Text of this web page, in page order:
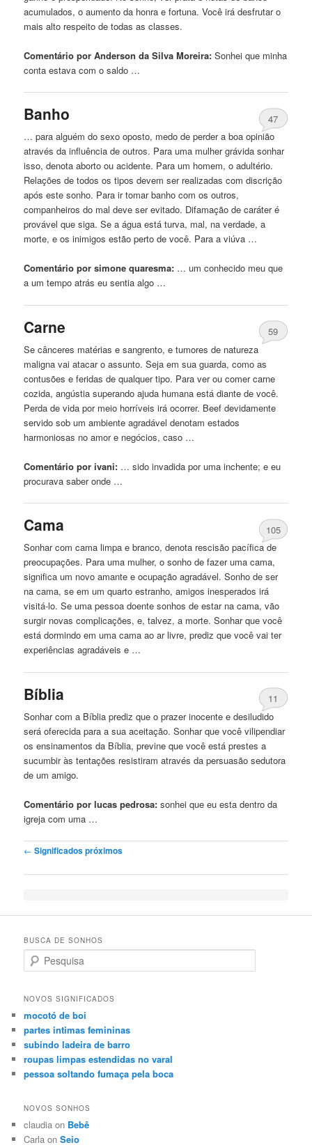
acumulados, o aumento da honra e fortuna. Você irá desfrutar o
mais alto respeito de todas as classes.
Comentário por Anderson da Silva Moreira: Sonheique minha
conta estava com o saldo …
Banho
47
… para alguém do sexo oposto, medo de perder a boa opinião
através da influência de outros. Parauma mulher grávida sonhar
isso, denota aborto ou acidente. Para um homem, o adultério.
Relações de todos os tipos devem ser realizadas com discrição
após este sonho. Para ir tomar banho com os outros,
companheiros do mal deve ser evitado. Difamação de caráter é
provávelque siga. Se a água está turva, mal, na verdade, a
morte, e os inimigos estão perto de você. Para a viúva …
Comentário por simone quaresma: … um conhecido meuque
a um tempo atrás eu sentia algo …
Carne
59
Se cânceres matérias e sangrento, e tumores de natureza
maligna vai atacar o assunto. Seja em sua guarda, como as
contusões e feridas de qualquer tipo. Para ver ou comer carne
cozida, angústia superando ajuda humana está diante de você.
Perda de vida por meio horríveis irá ocorrer. Beef devidamente
servido sob um ambiente agradável denotam estados
harmoniosas no amor e negócios, caso …
Comentário por ivani: … sido invadida poruma inchente; e eu
procurava saber onde …
Cama
105
Sonhar com cama limpa e branco, denota rescisão pacífica de
preocupações. Parauma mulher, o sonho de fazeruma cama,
significa um novo amante e ocupação agradável. Sonho de ser
na cama, se em um quarto estranho, amigos inesperados irá
visitá-lo. Seuma pessoa doente sonhos de estar na cama, vão
surgir novas complicações, e, talvez, a morte. Sonharque você
está dormindo emuma cama ao ar livre, predizque você vai ter
experiências agradáveis ​​e …
Bíblia
11
Sonhar com a Bíblia predizque o prazer inocente e desiludido
será oferecida para a sua aceitação. Sonharque você vilipendiar
os ensinamentos da Bíblia, previneque você está prestes a
sucumbir às tentações resistiram através da persuasão sedutora
de um amigo.
Comentário por lucas pedrosa: sonheique euesta dentro da
igreja comuma …
Post navigation
← Significados próximos
BUSCA DE SONHOS
Search
NOVOS SIGNIFICADOS
mocotó de boi
partes intimas femininas
subindo ladeira de barro
roupas limpas estendidas no varal
pessoa soltando fumaça pela boca
NOVOS SONHOS
claudia on Bebê
Carla onSeio